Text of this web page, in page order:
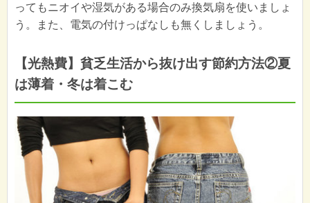
ってもニオイや湿気がある場合のみ換気扇を使いましょ
う。また、電気の付けっぱなしも無くしましょう。
【光熱費】貧乏生活から抜け出す節約方法②夏
は薄着・冬は着こむ